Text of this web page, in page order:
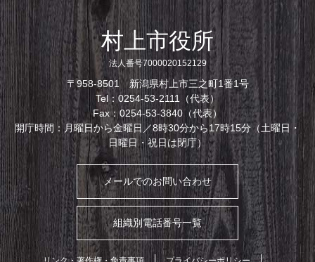
村上市役所
法人番号7000020152129
〒958-8501 新潟県村上市三之町1番1号
Tel：0254-53-2111（代表）
Fax：0254-53-3840（代表）
開庁時間：月曜日から金曜日／8時30分から17時15分（土曜日・
日曜日・祝日は閉庁）
メールでのお問い合わせ
組織別電話番号一覧